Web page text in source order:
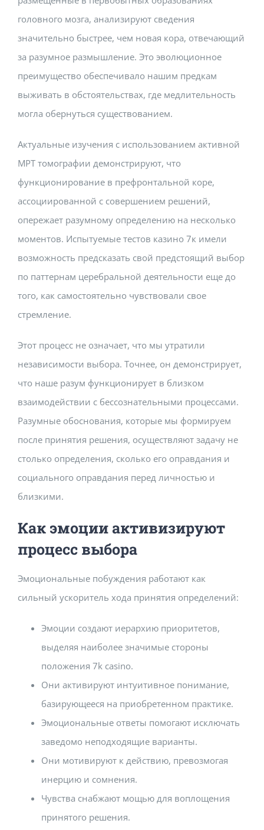
головного мозга, анализируют сведения
значительно быстрее, чем новая кора, отвечающий
за разумное размышление. Это эволюционное
преимущество обеспечивало нашим предкам
выживать в обстоятельствах, где медлительность
могла обернуться существованием.
Актуальные изучения с использованием активной
МРТ томографии демонстрируют, что
функционирование в префронтальной коре,
ассоциированной с совершением решений,
опережает разумному определению на несколько
моментов. Испытуемые тестов казино 7к имели
возможность предсказать свой предстоящий выбор
по паттернам церебральной деятельности еще до
того, как самостоятельно чувствовали свое
стремление.
Этот процесс не означает, что мы утратили
независимости выбора. Точнее, он демонстрирует,
что наше разум функционирует в близком
взаимодействии с бессознательными процессами.
Разумные обоснования, которые мы формируем
после принятия решения, осуществляют задачу не
столько определения, сколько его оправдания и
социального оправдания перед личностью и
близкими.
Как эмоции активизируют
процесс выбора
Эмоциональные побуждения работают как
сильный ускоритель хода принятия определений:
Эмоции создают иерархию приоритетов,
выделяя наиболее значимые стороны
положения 7k casino.
Они активируют интуитивное понимание,
базирующееся на приобретенном практике.
Эмоциональные ответы помогают исключать
заведомо неподходящие варианты.
Они мотивируют к действию, превозмогая
инерцию и сомнения.
Чувства снабжают мощью для воплощения
принятого решения.